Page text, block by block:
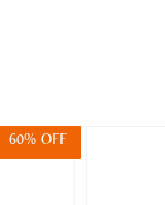
60% OFF